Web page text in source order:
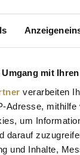
mit
verarbeiten
Adresse, mithilfe
um
darauf
und Inhalte,